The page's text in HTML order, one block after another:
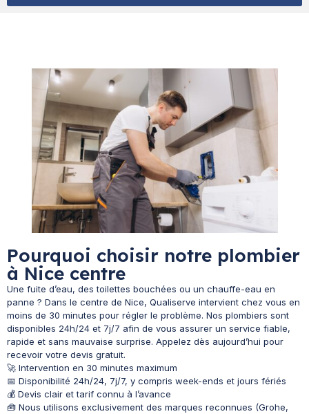
Pourquoi choisir notre plombier
à Nice centre
Une fuite d’eau, des toilettes bouchées ou un chauffe-eau en
panne ? Dans le centre de Nice, Qualiserve intervient chez vous en
moins de 30 minutes pour régler le problème. Nos plombiers sont
disponibles 24h/24 et 7j/7 afin de vous assurer un service fiable,
rapide et sans mauvaise surprise. Appelez dès aujourd’hui pour
recevoir votre devis gratuit.
🚀 Intervention en 30 minutes maximum
📅 Disponibilité 24h/24, 7j/7, y compris week-ends et jours fériés
💰 Devis clair et tarif connu à l’avance
🧰 Nous utilisons exclusivement des marques reconnues (Grohe,